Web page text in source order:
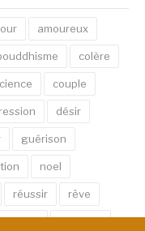
amoureux
colère
couple
désir
guérison
noel
réussir rêve
succès thérapie